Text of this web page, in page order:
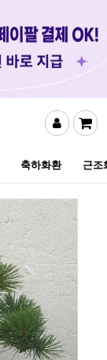
축하화환 근조